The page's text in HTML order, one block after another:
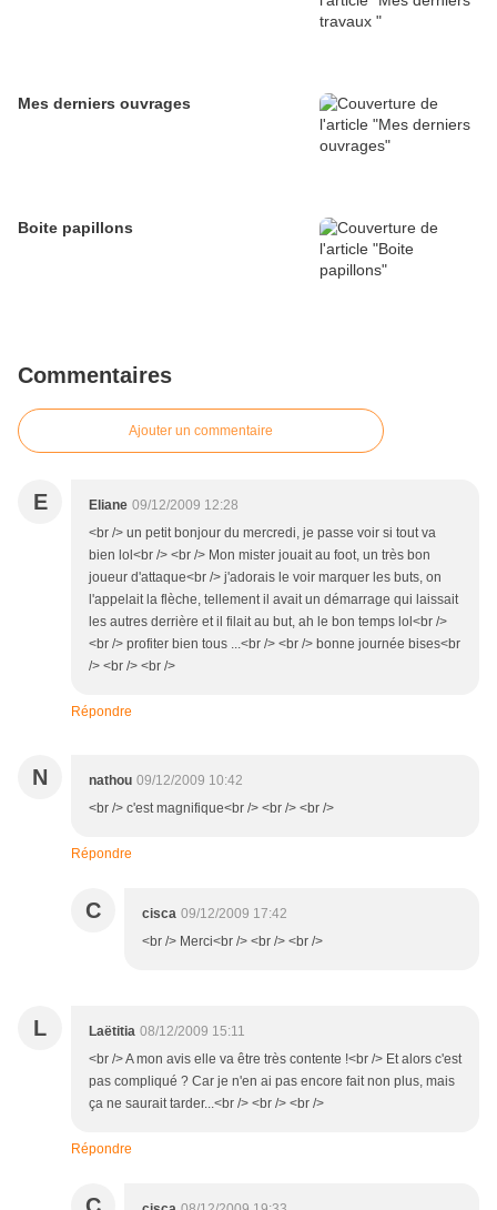
Mes derniers ouvrages
Boite papillons
Commentaires
Ajouter un commentaire
E Eliane 09/12/2009 12:28
<br /> un petit bonjour du mercredi, je passe voir si tout va
bien lol<br /> <br /> Mon mister jouait au foot, un très bon
joueur d'attaque<br /> j'adorais le voir marquer les buts, on
l'appelait la flèche, tellement il avait un démarrage qui laissait
les autres derrière et il filait au but, ah le bon temps lol<br />
<br /> profiter bien tous ...<br /> <br /> bonne journée bises<br
/> <br /> <br />
Répondre
N nathou 09/12/2009 10:42
<br /> c'est magnifique<br /> <br /> <br />
Répondre
C cisca 09/12/2009 17:42
<br /> Merci<br /> <br /> <br />
L Laëtitia 08/12/2009 15:11
<br /> A mon avis elle va être très contente !<br /> Et alors c'est
pas compliqué ? Car je n'en ai pas encore fait non plus, mais
ça ne saurait tarder...<br /> <br /> <br />
Répondre